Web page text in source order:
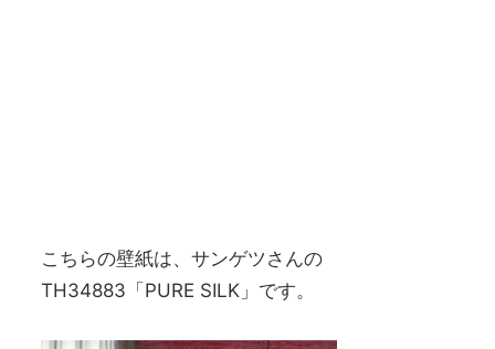
こちらの壁紙は、サンゲツさんの
TH34883「PURE SILK」です。